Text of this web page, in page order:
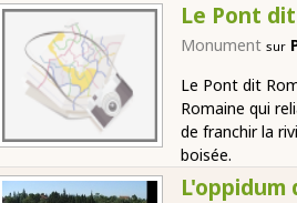
Le Pont
Monument sur
Le Pont dit
Romaine qui
de franchir la
boisée.
L'oppidum